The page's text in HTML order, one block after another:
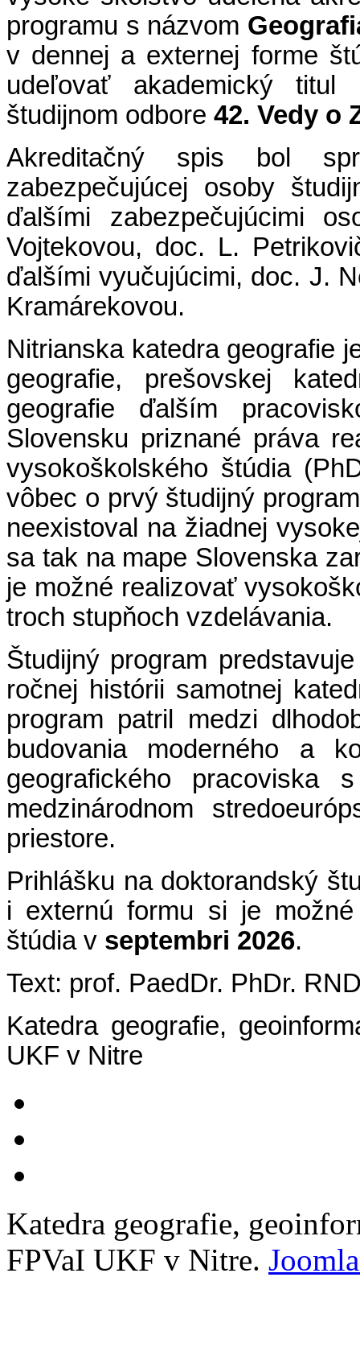
programu s názvom
v dennej a externej forme
udeľovať akademický titul
študijnom odbore 42. Vedy o
Akreditačný spis bol
zabezpečujúcej osoby
ďalšími zabezpečujúcimi
Vojtekovou, doc. L.
ďalšími vyučujúcimi, doc. J.
Kramárekovou.
Nitrianska katedra geografie
geografie, prešovskej
geografie ďalším
Slovensku priznané práva
vysokoškolského štúdia
vôbec o prvý študijný
neexistoval na žiadnej
sa tak na mape Slovenska
je možné realizovať
troch stupňoch vzdelávania.
Študijný program
ročnej histórii samotnej
program patril medzi
budovania moderného a
geografického
medzinárodnom
priestore.
Prihlášku na doktorandský
i externú formu si je
štúdia v septembri 2026.
Text: prof. PaedDr. PhDr.
Katedra geografie,
UKF v Nitre
Katedra geografie,
FPVaI UKF v Nitre.